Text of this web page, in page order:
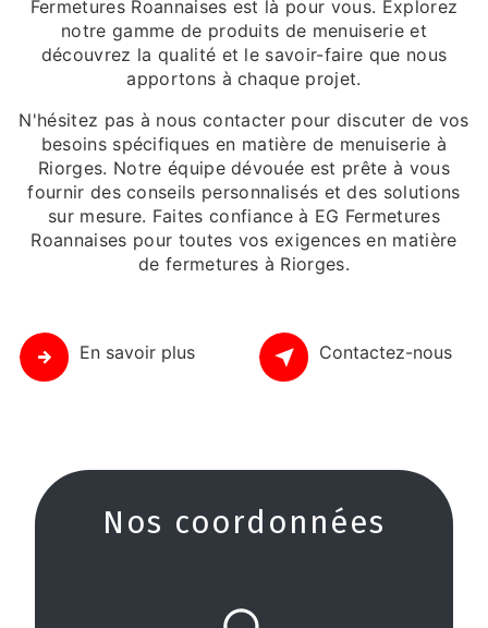
Fermetures Roannaises est là pour vous. Explorez
notre gamme de produits de menuiserie et
découvrez la qualité et le savoir-faire que nous
apportons à chaque projet.
N'hésitez pas à nous contacter pour discuter de vos
besoins spécifiques en matière de menuiserie à
Riorges. Notre équipe dévouée est prête à vous
fournir des conseils personnalisés et des solutions
sur mesure. Faites confiance à EG Fermetures
Roannaises pour toutes vos exigences en matière
de fermetures à Riorges.
En savoir plus Contactez-nous
Nos coordonnées